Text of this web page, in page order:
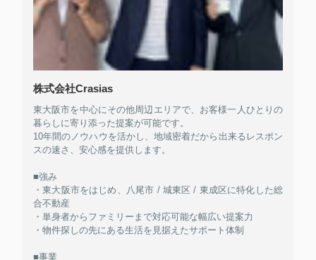
株式会社Crasias
東大阪市を中心にその他周辺エリアで、お客様一人ひとりの
暮らしに寄り添った提案が可能です。
10年間のノウハウを活かし、地域密着だから出来るレスポン
スの速さ、安心感を提供します。
■強み
・東大阪市をはじめ、八尾市 / 城東区 / 東成区に特化した総
合不動産
・単身者からファミリーまで対応可能な幅広い提案力
・物件探しの先にある生活を見据えたサポート体制
■事業